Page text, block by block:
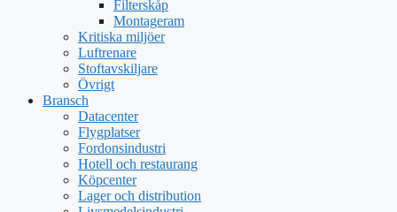
Filterskåp
Montageram
Kritiska miljöer
Luftrenare
Stoftavskiljare
Övrigt
Bransch
Datacenter
Flygplatser
Fordonsindustri
Hotell och restaurang
Köpcenter
Lager och distribution